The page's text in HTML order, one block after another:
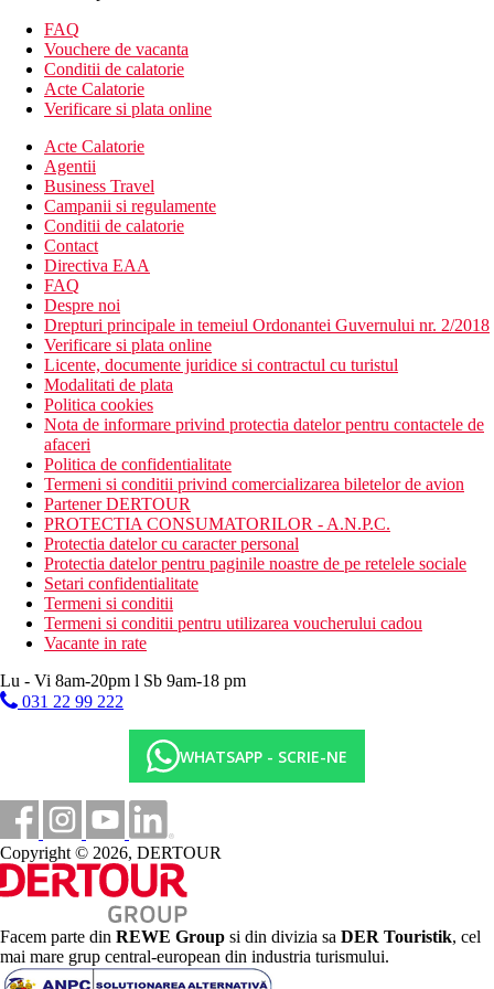
Hotelul dispune de: 603 camere, receptie, 6 restaurante
(international, gratar si gratar, italiana, japoneza, mediteraneana),
4 snack-baruri, 4 baruri, piscine spatioase inclusiv laguna pentru
inot, terasa la soare, discoteca, cazinou, wellness, salon de
infrumusetare, servicii spalatorii , magazine de suveniruri,
fitness, sali de conferinte.
Plaja
Plaja cu nisip chiar langa hotel.
Activitati sportive si divertisment
Gratuit:
snorkeling.
Contra cost:
barcă cu fund de sticla.
Program de divertisment de seara, discoteca, cazinou.
Copii
Piscina pentru copii cu tobogane si atractii, piscina pentru copii.
Mese
All Inclusive
Mic dejun, pranz si cina tip bufet sau meniu fix
Bauturi racoritoare si alcoolice (inclusiv marci mondiale)
Bauturi racoritoare (24 de ore pe zi)
Gustari pe plaja in timpul zilei
Room service (12 ore pe zi)
Preffered Club
check-in si check-out privat
exclusive
piscina cu jacuzzi - rezervata doar clientilor Preffered
Parte VIP a plajei dotata cu hamace, umbrele, sezlonguri
piscina si plaja pentru clubul Preffered ofera servicii
private
Wellness
Gratuit:piscina, sauna, jacuzzi
Contra cost:proceduri de relaxare, masaje
Gratuit: Wi-Fi in toata zona hotelului.
FAQ
Vouchere de vacanta
Conditii de calatorie
Acte Calatorie
Verificare si plata online
Acte Calatorie
Agentii
Business Travel
Campanii si regulamente
Conditii de calatorie
Contact
Directiva EAA
FAQ
Despre noi
Drepturi principale in temeiul Ordonantei Guvernului nr. 2/2018
Verificare si plata online
Licente, documente juridice si contractul cu turistul
Modalitati de plata
Politica cookies
Nota de informare privind protectia datelor pentru contactele de
afaceri
Politica de confidentialitate
Termeni si conditii privind comercializarea biletelor de avion
Partener DERTOUR
PROTECTIA CONSUMATORILOR - A.N.P.C.
Protectia datelor cu caracter personal
Protectia datelor pentru paginile noastre de pe retelele sociale
Setari confidentialitate
Termeni si conditii
Termeni si conditii pentru utilizarea voucherului cadou
Vacante in rate
Lu - Vi 8am-20pm l Sb 9am-18 pm
031 22 99 222
WHATSAPP - SCRIE-NE
Copyright © 2026, DERTOUR
Facem parte din REWE Group si din divizia sa DER Touristik, cel
mai mare grup central-european din industria turismului.